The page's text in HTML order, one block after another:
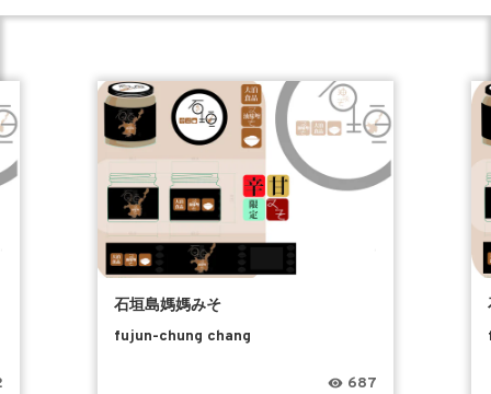
石垣島媽媽みそ
fujun-chung chang
687